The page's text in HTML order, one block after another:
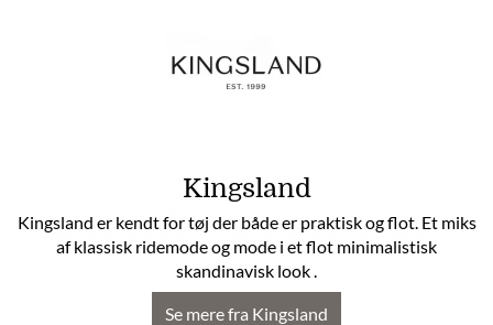
Kingsland
Kingsland er kendt for tøj der både er praktisk og flot. Et miks
af klassisk ridemode og mode i et flot minimalistisk
skandinavisk look .
Se mere fra Kingsland